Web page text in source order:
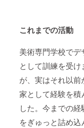
これまでの活動
美術専門学校でデ
として訓練を受け
が、実はそれ以前
家として経験を積
した。今までの
をぎゅっと詰め込